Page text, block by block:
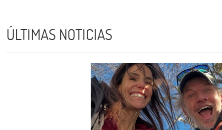
ÚLTIMAS NOTICIAS